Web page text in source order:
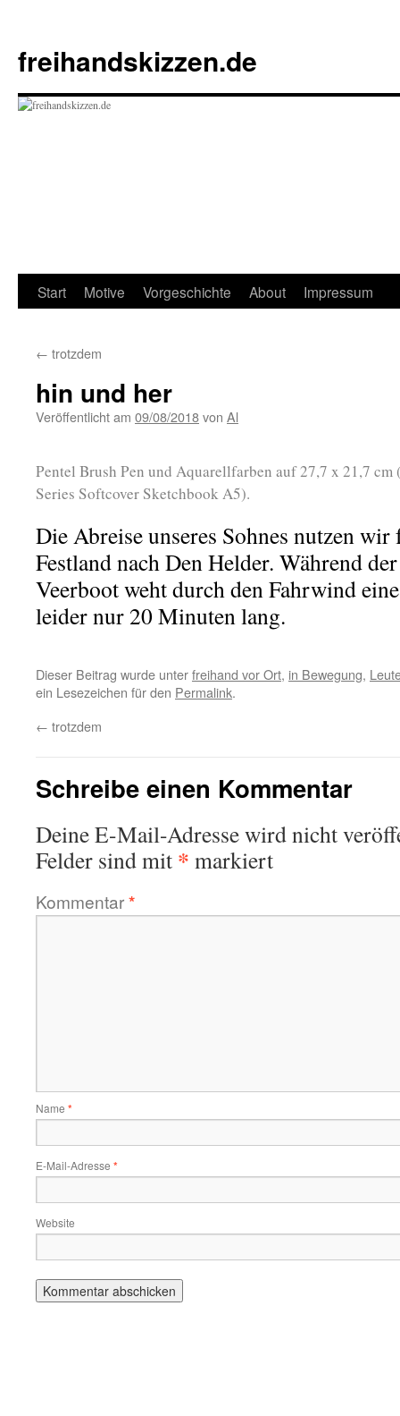
springen
freihandskizzen.de
Start Motive Vorgeschichte About Impressum
← trotzdem
hin und her
Veröffentlicht am 09/08/2018von Al
Pentel Brush Pen und Aquarellfarben auf 27,7 x 21,7
Series Softcover Sketchbook A5).
Die Abreise unseres Sohnes nutzen
Festland nach Den Helder. Während
Veerboot weht durch den Fahrwind
leider nur 20 Minuten lang.
Dieser Beitrag wurde unterfreihand vor Ort, in Bewegung,
ein Lesezeichen für den Permalink.
← trotzdem
Schreibe einen Kommentar
Deine E-Mail-Adresse wird nicht
Felder sind mit * markiert
Kommentar*
Name *
E-Mail-Adresse *
Website